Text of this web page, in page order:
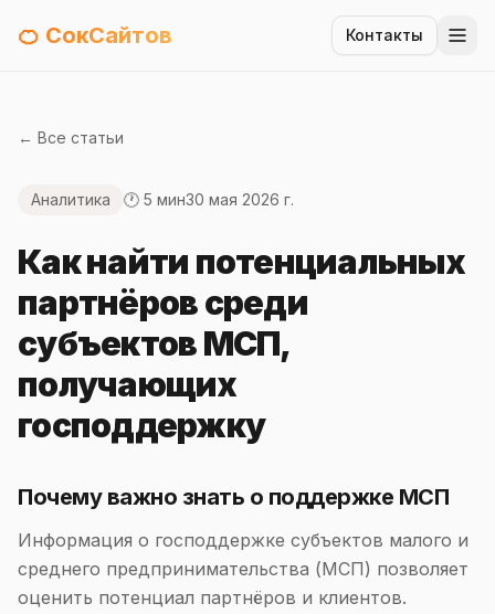
🍊 СокСайтов Контакты
← Все статьи
Аналитика 🕐 5 мин30 мая 2026 г.
Как найти потенциальных
партнёров среди
субъектов МСП,
получающих
господдержку
Почему важно знать о поддержке МСП
Информация о господдержке субъектов малого и
среднего предпринимательства (МСП) позволяет
оценить потенциал партнёров и клиентов.